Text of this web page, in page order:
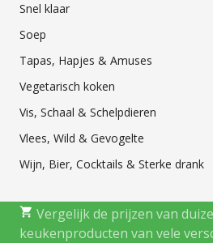
Snel klaar
Soep
Tapas, Hapjes & Amuses
Vegetarisch koken
Vis, Schaal & Schelpdieren
Vlees, Wild & Gevogelte
Wijn, Bier, Cocktails & Sterke drank
Vergelijk de prijzen van
keukenproducten van vele